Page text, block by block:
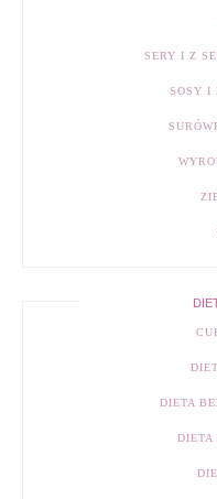
SERY I Z
SOSY I
DIETA
DIETA